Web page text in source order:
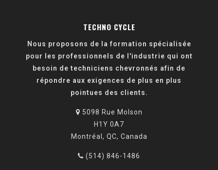
TECHNO CYCLE
Nous proposons de la formation spécialisée
pour les professionnels de l'industrie qui ont
besoin de techniciens chevronnés afin de
répondre aux exigences de plus en plus
pointues des clients.
5098 Rue Molson
H1Y 0A7
Montréal, QC, Canada
(514) 846-1486